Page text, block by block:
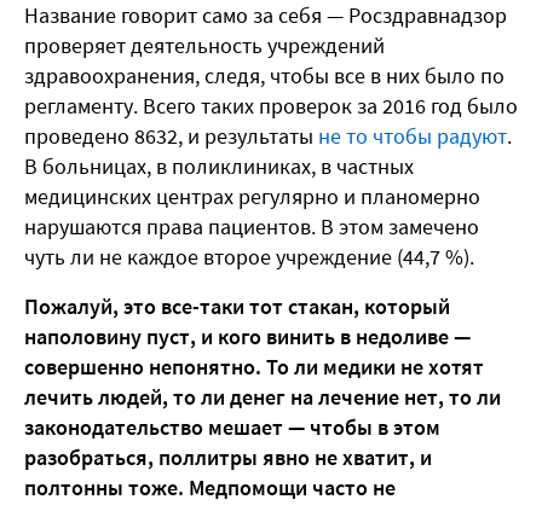
Название говорит само за себя — Росздравнадзор
проверяет деятельность учреждений
здравоохранения, следя, чтобы все в них было по
регламенту. Всего таких проверок за 2016 год было
проведено 8632, и результаты не то чтобы радуют.
В больницах, в поликлиниках, в частных
медицинских центрах регулярно и планомерно
нарушаются права пациентов. В этом замечено
чуть ли не каждое второе учреждение (44,7 %).
Пожалуй, это все-таки тот стакан, который
наполовину пуст, и кого винить в недоливе —
совершенно непонятно. То ли медики не хотят
лечить людей, то ли денег на лечение нет, то ли
законодательство мешает — чтобы в этом
разобраться, поллитры явно не хватит, и
полтонны тоже. Медпомощи часто не